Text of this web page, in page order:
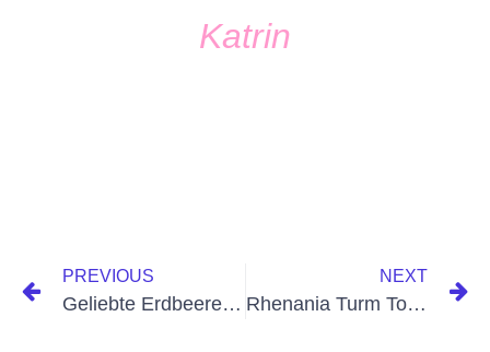
Katrin
PREVIOUS
Geliebte Erdbeere Torte
NEXT
Rhenania Turm Torte